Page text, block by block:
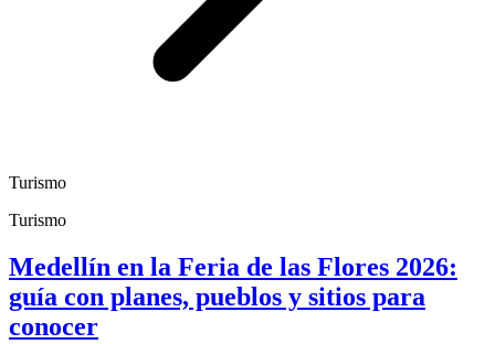
Turismo
Turismo
Medellín en la Feria de las Flores 2026:
guía con planes, pueblos y sitios para
conocer